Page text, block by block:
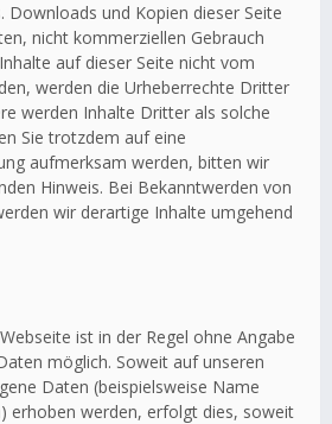
Downloads und Kopien dieser Seite
nicht kommerziellen Gebrauch
auf dieser Seite nicht vom
werden die Urheberrechte Dritter
werden Inhalte Dritter als solche
Sie trotzdem auf eine
aufmerksam werden, bitten wir
Hinweis. Bei Bekanntwerden von
wir derartige Inhalte umgehend
ist in der Regel ohne Angabe
möglich. Soweit auf unseren
Daten (beispielsweise Name
erhoben werden, erfolgt dies, soweit